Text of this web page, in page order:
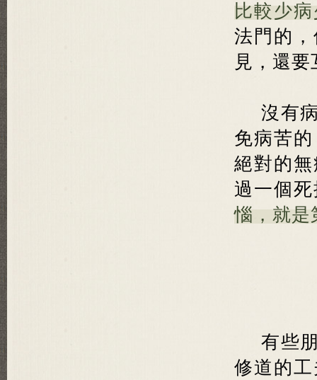
比較少
法門的
見，還
沒有
免病苦
絕對的
過一個
惱，就是
有些
修道的